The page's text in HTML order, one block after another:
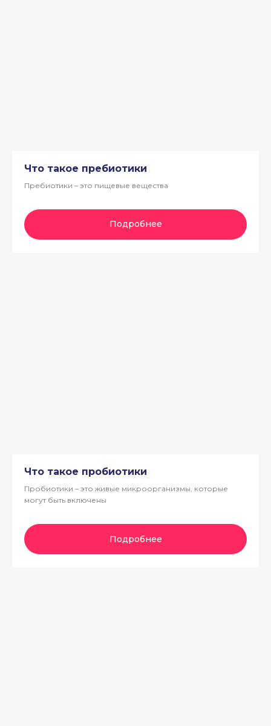
Что такое пребиотики
Пребиотики – это пищевые вещества
Подробнее
Что такое пробиотики
Пробиотики – это живые микроорганизмы, которые
могут быть включены
Подробнее